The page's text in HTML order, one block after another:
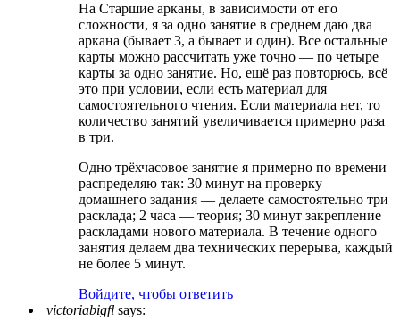
На Старшие арканы, в зависимости от его
сложности, я за одно занятие в среднем даю два
аркана (бывает 3, а бывает и один). Все остальные
карты можно рассчитать уже точно — по четыре
карты за одно занятие. Но, ещё раз повторюсь, всё
это при условии, если есть материал для
самостоятельного чтения. Если материала нет, то
количество занятий увеличивается примерно раза
в три.
Одно трёхчасовое занятие я примерно по времени
распределяю так: 30 минут на проверку
домашнего задания — делаете самостоятельно три
расклада; 2 часа — теория; 30 минут закрепление
раскладами нового материала. В течение одного
занятия делаем два технических перерыва, каждый
не более 5 минут.
Войдите, чтобы ответить
victoriabigfl says: